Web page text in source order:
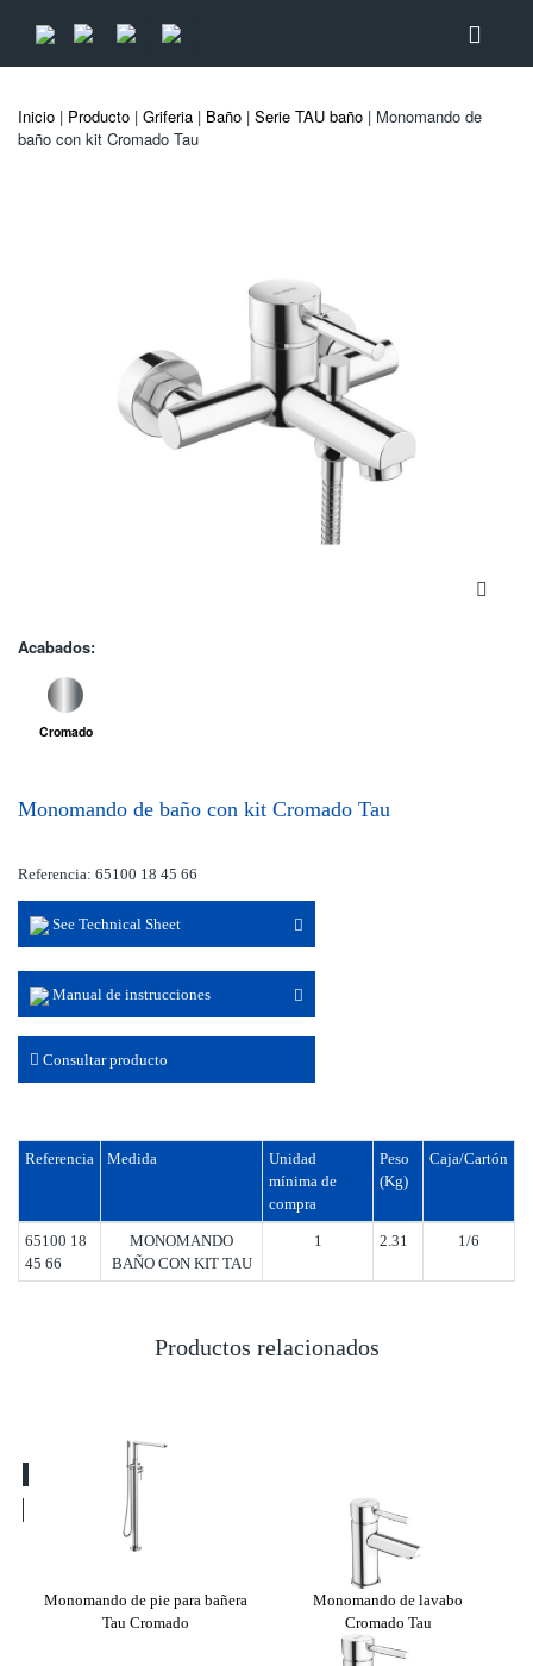
Inicio | Producto | Griferia | Baño | Serie TAU baño | Monomando de
baño con kit Cromado Tau
Acabados:
Cromado
Monomando de baño con kit Cromado Tau
Referencia: 65100 18 45 66
See Technical Sheet
Manual de instrucciones
Consultar producto
Referencia Medida
Unidad
mínima de
compra
Peso
(Kg)
Caja/Cartón
65100 18
45 66
MONOMANDO
BAÑO CON KIT TAU
1 2.31 1/6
Productos relacionados
Monomando de pie para bañera
Tau Cromado
Monomando de lavabo
Cromado Tau